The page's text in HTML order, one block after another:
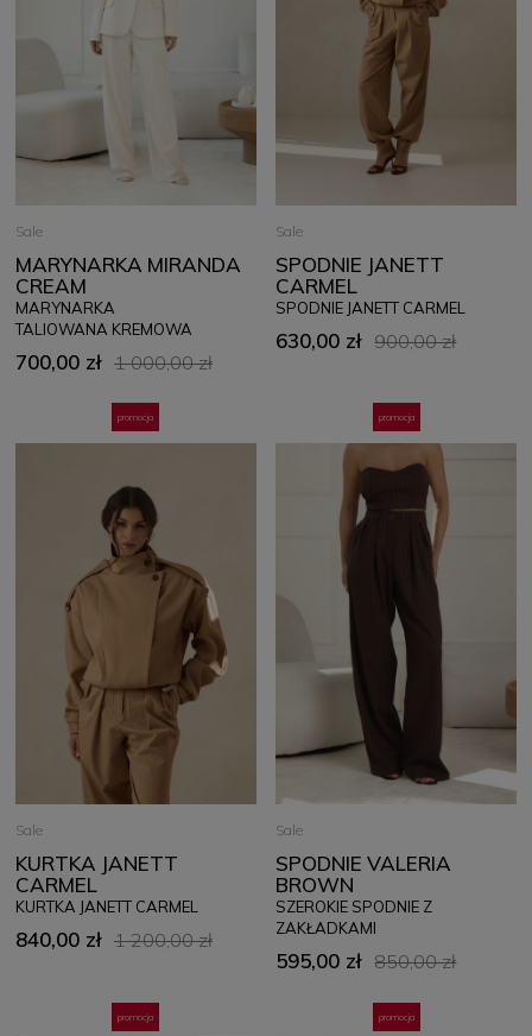
Sale
MARYNARKA MIRANDA
CREAM
MARYNARKA
TALIOWANA KREMOWA
700,00 zł 1 000,00 zł
Sale
SPODNIE JANETT
CARMEL
SPODNIE JANETT CARMEL
630,00 zł 900,00 zł
Sale
KURTKA JANETT
CARMEL
KURTKA JANETT CARMEL
840,00 zł 1 200,00 zł
promocja
Sale
SPODNIE VALERIA
BROWN
SZEROKIE SPODNIE Z
ZAKŁADKAMI
595,00 zł 850,00 zł
promocja
promocja promocja